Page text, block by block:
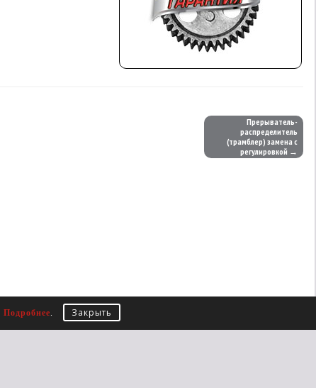
Прерыватель-
распределитель
(трамблер) замена с
регулировкой →
Подробнее. Закрыть